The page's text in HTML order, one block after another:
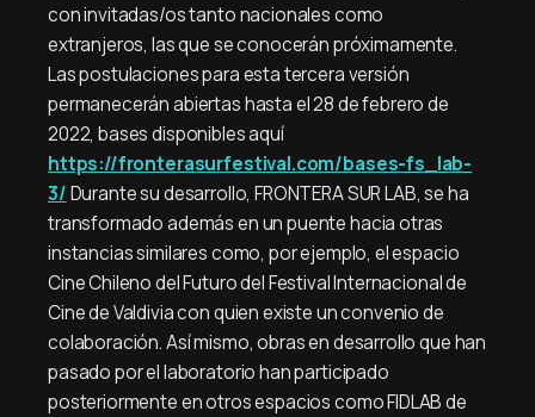
con invitadas/os tanto nacionales como
extranjeros, las que se conocerán próximamente.
Las postulaciones para esta tercera versión
permanecerán abiertas hasta el 28 de febrero de
2022, bases disponibles aquí
https://fronterasurfestival.com/bases-fs_lab-
3/Durante su desarrollo, FRONTERA SUR LAB, se ha
transformado además en un puente hacia otras
instancias similares como, por ejemplo, el espacio
Cine Chileno del Futuro del Festival Internacional de
Cine de Valdivia con quien existe un convenio de
colaboración. Así mismo, obras en desarrollo que han
pasado por el laboratorio han participado
posteriormente en otros espacios como FIDLAB de